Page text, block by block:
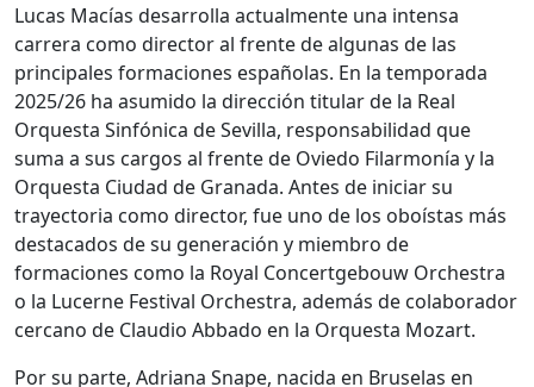
Lucas Macías desarrolla actualmente una intensa
carrera como director al frente de algunas de las
principales formaciones españolas. En la temporada
2025/26 ha asumido la dirección titular de la Real
Orquesta Sinfónica de Sevilla, responsabilidad que
suma a sus cargos al frente de Oviedo Filarmonía y la
Orquesta Ciudad de Granada. Antes de iniciar su
trayectoria como director, fue uno de los oboístas más
destacados de su generación y miembro de
formaciones como la Royal Concertgebouw Orchestra
o la Lucerne Festival Orchestra, además de colaborador
cercano de Claudio Abbado en la Orquesta Mozart.
Por su parte, Adriana Snape, nacida en Bruselas en